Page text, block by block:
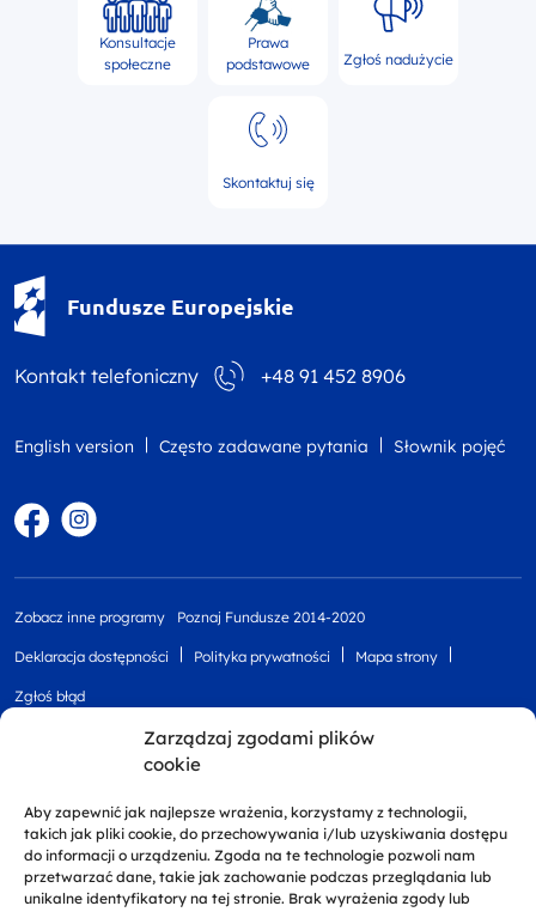
Zarządzaj zgodami plików
cookie
Aby zapewnić jak najlepsze wrażenia, korzystamy z technologii,
takich jak pliki cookie, do przechowywania i/lub uzyskiwania dostępu
do informacji o urządzeniu. Zgoda na te technologie pozwoli nam
przetwarzać dane, takie jak zachowanie podczas przeglądania lub
unikalne identyfikatory na tej stronie. Brak wyrażenia zgody lub
Konsultacje
społeczne
Prawa
podstawowe
Zgłoś nadużycie
Skontaktuj się
Fundusze Europejskie
Kontakt telefoniczny +48 91 452 8906
English version Często zadawane pytania Słownik pojęć
FacebookInstagram
Zobacz inne programy Poznaj Fundusze 2014-2020
Deklaracja dostępności Polityka prywatności Mapa strony
Zgłoś błąd